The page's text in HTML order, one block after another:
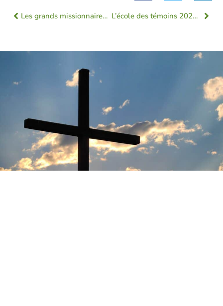
Les grands missionnaires d’Eure-et-Loir L’école des témoins 2026 : quelle joyeuse moisson !